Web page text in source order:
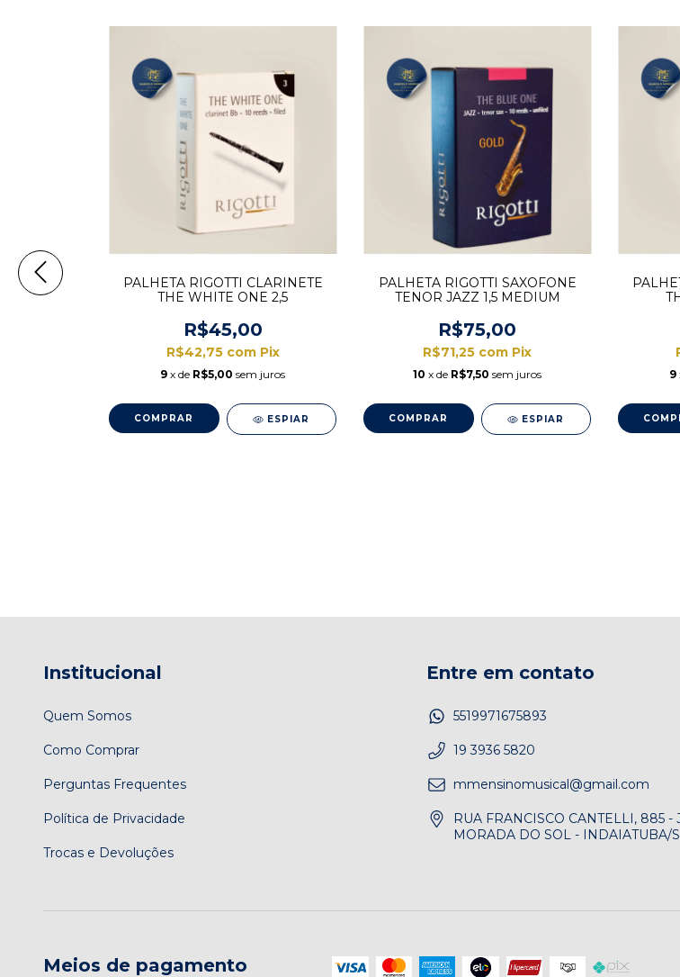
PALHETA RIGOTTI CLARINETE
THE WHITE ONE 2,5
R$45,00
R$42,75 com Pix
9 x de R$5,00 sem juros
ESPIAR
PALHETA RIGOTTI SAXOFONE
TENOR JAZZ 1,5 MEDIUM
R$75,00
R$71,25 com Pix
10 x de R$7,50 sem juros
ESPIAR
9
Institucional
Quem Somos
Como Comprar
Perguntas Frequentes
Política de Privacidade
Trocas e Devoluções
Entre em contato
5519971675893
19 3936 5820
mmensinomusical@gmail.com
RUA FRANCISCO CANTELLI, 885 -
MORADA DO SOL - INDAIATUBA/
Meios de pagamento